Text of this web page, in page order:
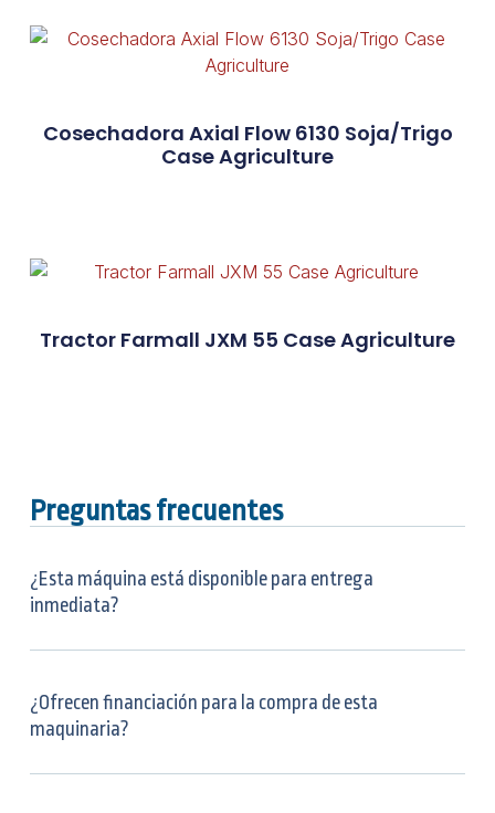
Cosechadora Axial Flow 6130 Soja/Trigo
Case Agriculture
Tractor Farmall JXM 55 Case Agriculture
Preguntas frecuentes
¿Esta máquina está disponible para entrega
inmediata?
¿Ofrecen financiación para la compra de esta
maquinaria?